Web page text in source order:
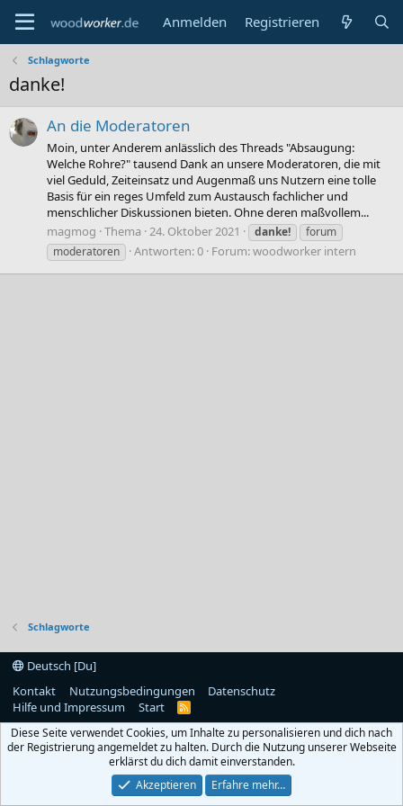
Anmelden Registrieren
Schlagworte
danke!
An die Moderatoren
Moin, unter Anderem anlässlich des Threads "Absaugung:
Welche Rohre?" tausend Dank an unsere Moderatoren, die mit
viel Geduld, Zeiteinsatz und Augenmaß uns Nutzern eine tolle
Basis für ein reges Umfeld zum Austausch fachlicher und
menschlicher Diskussionen bieten. Ohne deren maßvollem...
magmog Thema 24. Oktober 2021 danke!
forum
moderatoren
Antworten: 0 Forum:woodworker intern
Schlagworte
Deutsch [Du]
Kontakt
Nutzungsbedingungen
Datenschutz
Hilfe und Impressum
Start
R
S
Diese Seite verwendet Cookies, um Inhalte zu personalisieren und dich nach
der Registrierung angemeldet zu halten. Durch die Nutzung unserer Webseite
erklärst du dich damit einverstanden.
Akzeptieren
Erfahre mehr…